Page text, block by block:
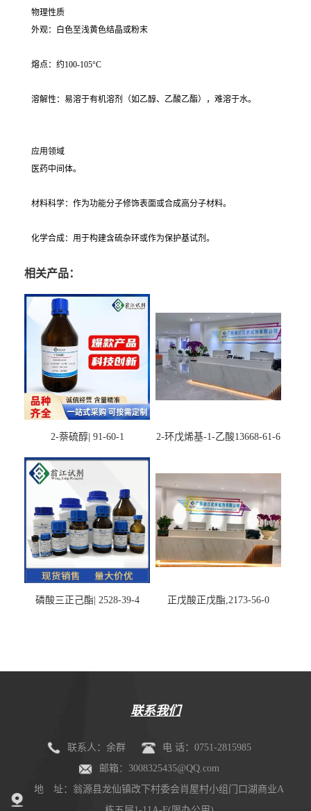
物理性质
外观：白色至浅黄色结晶或粉末
熔点：约100-105°C
溶解性：易溶于有机溶剂（如乙醇、乙酸乙酯），难溶于水。
应用领域
医药中间体。
材料科学：作为功能分子修饰表面或合成高分子材料。
化学合成：用于构建含硫杂环或作为保护基试剂。
相关产品：
2-萘硫醇| 91-60-1 2-环戊烯基-1-乙酸13668-61-6
磷酸三正己酯| 2528-39-4 正戊酸正戊酯,2173-56-0
联系我们
联系人：余群
电 话：0751-2815985
邮箱：3008325435@QQ.com
地 址：翁源县龙仙镇改下村委会肖屋村小组门口湖商业A